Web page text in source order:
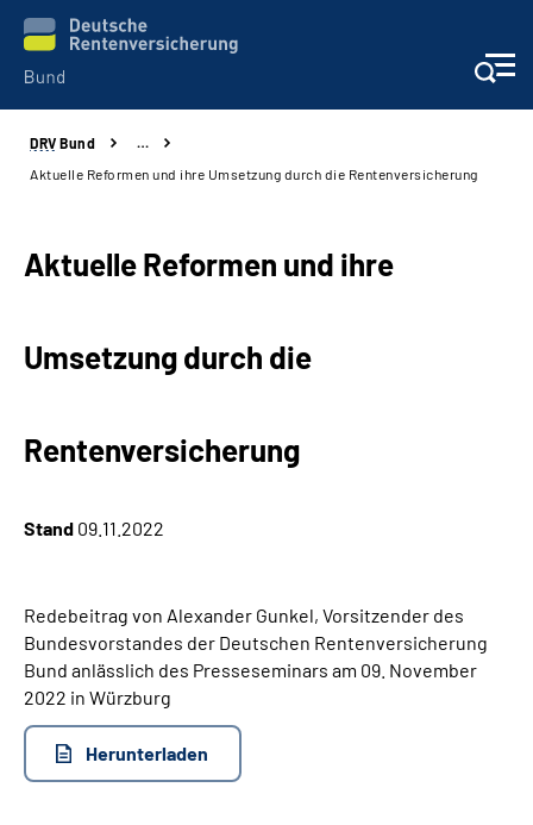
Beratung & Kontakt
Karriere
Leichte Sprache
Suche
Mein Kundenportal
DRV Bund
…
Aktuelle Reformen und ihre Umsetzung durch die Rentenversicherung
Aktuelle Reformen und ihre
Umsetzung durch die
Rentenversicherung
Stand 09.11.2022
Redebeitrag von Alexander Gunkel, Vorsitzender des
Bundesvorstandes der Deutschen Rentenversicherung
Bund anlässlich des Presseseminars am 09. November
2022 in Würzburg
Herunterladen